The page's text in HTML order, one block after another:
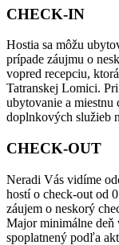
CHECK-IN
Hostia sa môžu
prípade záujmu o
vopred recepciu,
Tatranskej Lomici.
ubytovanie a miestnu
doplnkových služieb
CHECK-OUT
Neradi Vás vidíme
hostí o check-out od
záujem o neskorý
Major minimálne
spoplatnený podľa